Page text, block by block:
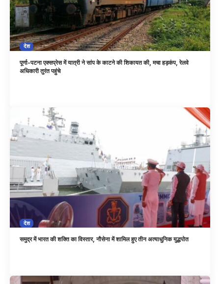
देश
पूर्णा-पटना एक्सप्रेस में यात्री ने सांप के काटने की शिकायत की, मचा हड़कंप, रेलवे
अधिकारी तुरंत पहुंचे
देश
समुद्र में भारत की शक्ति का विस्तार, नौसेना में शामिल हुए तीन अत्याधुनिक युद्धपोत